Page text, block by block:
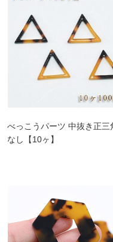
べっこうパーツ 中抜き正三
なし【10ヶ】